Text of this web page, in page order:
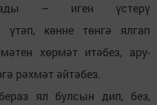
– иген үстерү
үтәп, көнне төнгә ялгап
хөрмәт итәбез, ару-
рәхмәт әйтәбез.
ял булсын дип, без,